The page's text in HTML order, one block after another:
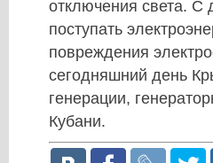
отключения света. С
поступать
повреждения
сегодняшний день
генерации,
Кубани.